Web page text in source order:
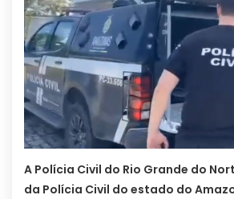
A Polícia Civil do Rio Grande do
da Polícia Civil do estado do